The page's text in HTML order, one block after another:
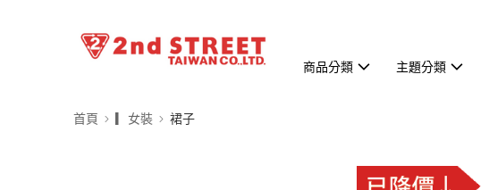
商品分類 主題分類
首頁 ▎女裝 裙子